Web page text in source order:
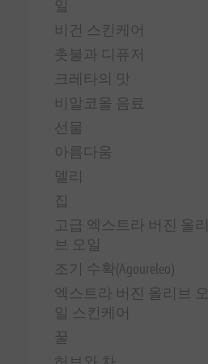
일
비건 스킨케어
촛불과 디퓨저
크레타의 맛
비알코올 음료
선물
아름다움
델리
집
고급 엑스트라 버진 올리
브 오일
조기 수확(Agoureleo)
엑스트라 버진 올리브 오
일 스킨케어
꿀